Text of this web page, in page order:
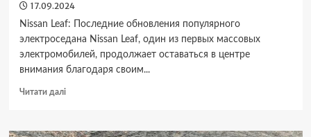
17.09.2024
Nissan Leaf: Последние обновления популярного
электроседана Nissan Leaf, один из первых массовых
электромобилей, продолжает оставаться в центре
внимания благодаря своим...
Читати даліДокладніше
Leaf